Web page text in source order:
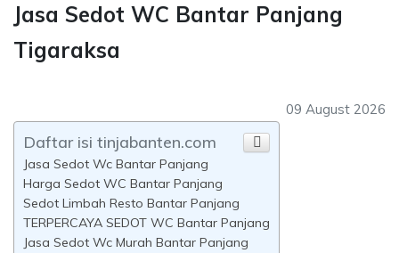
Jasa Sedot WC Bantar Panjang
Tigaraksa
09 August 2026
Daftar isi tinjabanten.com
Jasa Sedot Wc Bantar Panjang
Harga Sedot WC Bantar Panjang
Sedot Limbah Resto Bantar Panjang
TERPERCAYA SEDOT WC Bantar Panjang
Jasa Sedot Wc Murah Bantar Panjang